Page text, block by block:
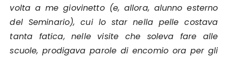
volta a me giovinetto (e, allora, alunno esterno
del Seminario), cui lo star nella pelle costava
tanta fatica, nelle visite che soleva fare alle
scuole, prodigava parole di encomio ora per gli